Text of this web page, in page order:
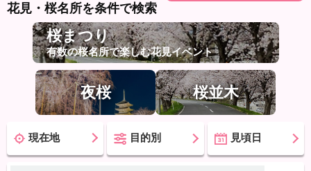
花見・桜名所を条件で検索
桜まつり
有数の桜名所で楽しむ花見イベント
夜桜 桜並木
現在地 目的別 見頃日